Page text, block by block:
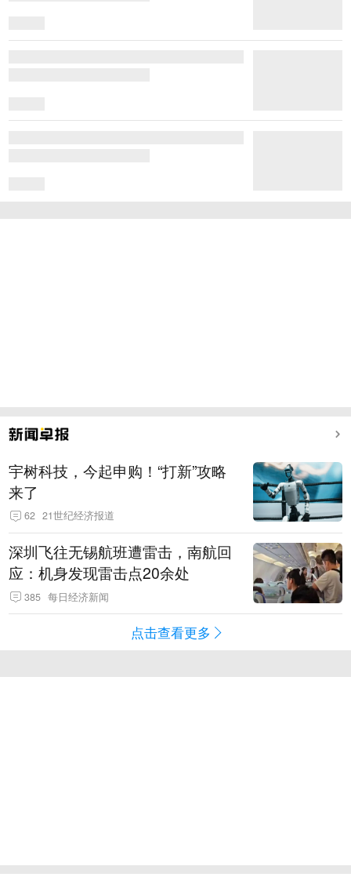
宇树科技，今起申购！“打新”攻略
来了
62 21世纪经济报道
深圳飞往无锡航班遭雷击，南航回
应：机身发现雷击点20余处
385 每日经济新闻
点击查看更多